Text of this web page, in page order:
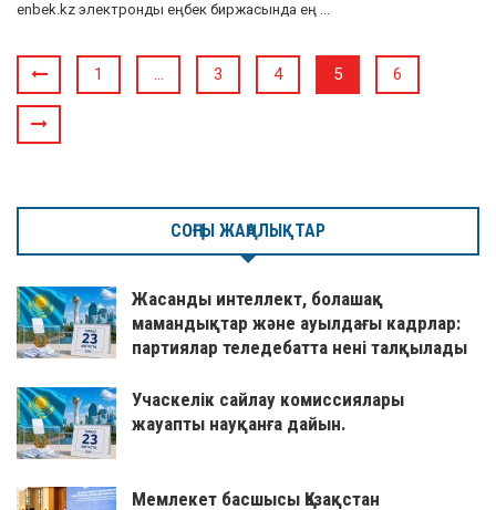
enbek.kz электронды еңбек биржасында ең ...
1 … 3 4 5 6
СОҢҒЫ ЖАҢАЛЫҚТАР
Жасанды интеллект, болашақ
мамандықтар және ауылдағы кадрлар:
партиялар теледебатта нені талқылады
Учаскелік сайлау комиссиялары
жауапты науқанға дайын.
Мемлекет басшысы Қазақстан